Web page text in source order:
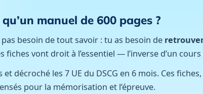
manuel de 600 pages ?
pas besoin de tout savoir : tu as besoin de
vont droit à l’essentiel — l’inverse d’un
et décroché les 7 UE du DSCG en 6 mois. Ces
pour la mémorisation et l’épreuve.